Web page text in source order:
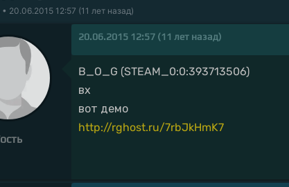
• 20.06.2015 12:57 (11 лет назад)
20.06.2015 12:57 (11 лет назад)
B_O_G (STEAM_0:0:393713506)
вх
вот демо
http://rghost.ru/7rbJkHmK7